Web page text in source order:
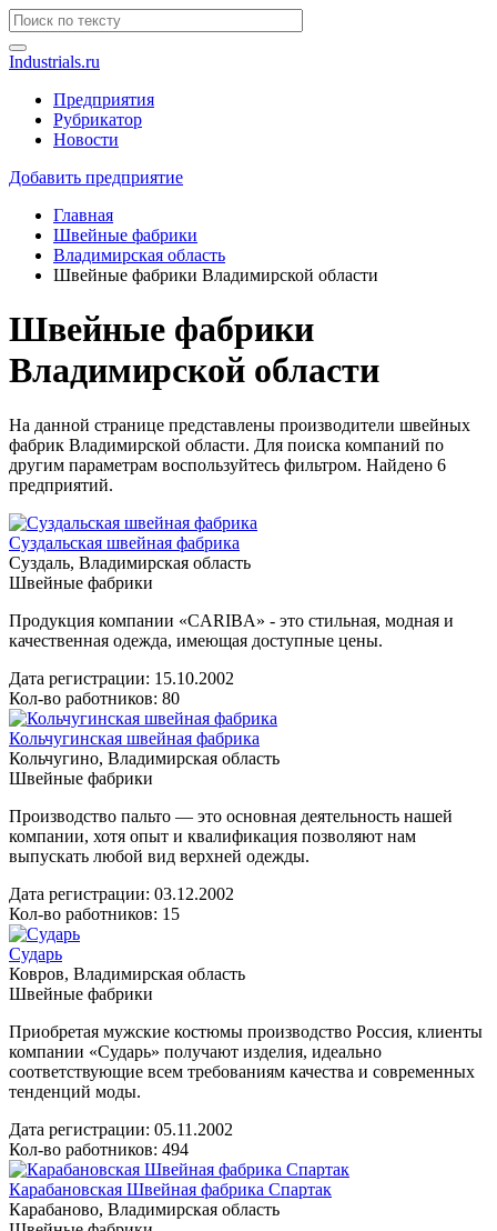
Industrials.ru
Предприятия
Рубрикатор
Новости
Добавить предприятие
Главная
Швейные фабрики
Владимирская область
Швейные фабрики Владимирской области
Швейные фабрики
Владимирской области
На данной странице представлены производители швейных
фабрик Владимирской области. Для поиска компаний по
другим параметрам воспользуйтесь фильтром. Найдено 6
предприятий.
Суздальская швейная фабрика
Суздаль, Владимирская область
Швейные фабрики
Продукция компании «CARIBA» - это стильная, модная и
качественная одежда, имеющая доступные цены.
Дата регистрации: 15.10.2002
Кол-во работников: 80
Кольчугинская швейная фабрика
Кольчугино, Владимирская область
Швейные фабрики
Производство пальто — это основная деятельность нашей
компании, хотя опыт и квалификация позволяют нам
выпускать любой вид верхней одежды.
Дата регистрации: 03.12.2002
Кол-во работников: 15
Сударь
Ковров, Владимирская область
Швейные фабрики
Приобретая мужские костюмы производство Россия, клиенты
компании «Сударь» получают изделия, идеально
соответствующие всем требованиям качества и современных
тенденций моды.
Дата регистрации: 05.11.2002
Кол-во работников: 494
Карабановская Швейная фабрика Спартак
Карабаново, Владимирская область